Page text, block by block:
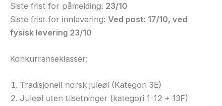
Siste frist for påmelding: 23/10
Siste frist for innlevering: Ved post: 17/10, ved
fysisk levering 23/10
Konkurranseklasser:
Tradisjonell norsk juleøl (Kategori 3E)
Juleøl uten tilsetninger (kategori 1-12 + 13F)